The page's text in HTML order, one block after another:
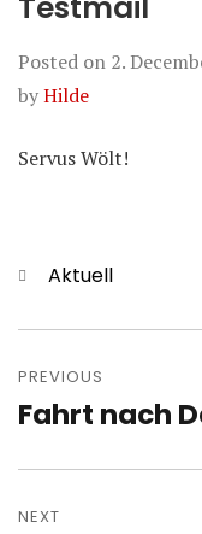
Posted on 2.
byHilde
Servus Wölt!
Categories
Aktuell
navigation
PREVIOUS
Previous
Fahrt nach
NEXT